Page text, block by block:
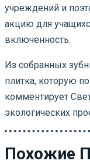
учреждений и
акцию для
включенность.
Из собранных
плитка, которую
комментирует
экологических
Похожие